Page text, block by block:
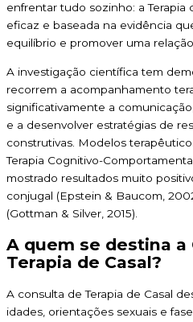
enfrentar tudo sozinho: a Terapia
eficaz e baseada na evidência
equilíbrio e promover uma
A investigação científica tem
recorrem a acompanhamento
significativamente a
e a desenvolver estratégias de
construtivas. Modelos
Terapia Cognitivo-
mostrado resultados muito
conjugal (Epstein & Baucom,
(Gottman & Silver, 2015).
A quem se destina a
Terapia de Casal?
A consulta de Terapia de Casal
idades, orientações sexuais e